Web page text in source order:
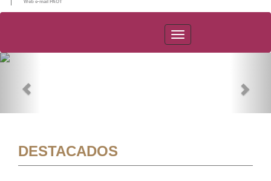
Web e-mail PAOT
PAOT
DESTACADOS